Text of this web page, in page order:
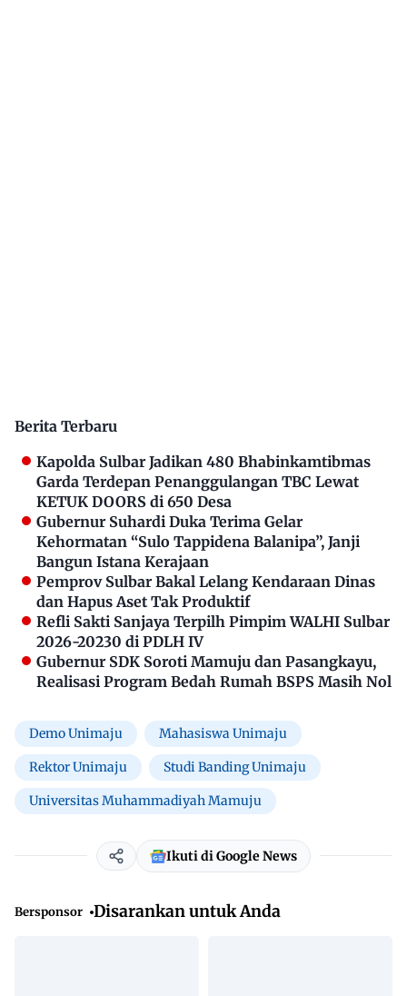
Berita Terbaru
Kapolda Sulbar Jadikan 480 Bhabinkamtibmas
Garda Terdepan Penanggulangan TBC Lewat
KETUK DOORS di 650 Desa
Gubernur Suhardi Duka Terima Gelar
Kehormatan “Sulo Tappidena Balanipa”, Janji
Bangun Istana Kerajaan
Pemprov Sulbar Bakal Lelang Kendaraan Dinas
dan Hapus Aset Tak Produktif
Refli Sakti Sanjaya Terpilh Pimpim WALHI Sulbar
2026-20230 di PDLH IV
Gubernur SDK Soroti Mamuju dan Pasangkayu,
Realisasi Program Bedah Rumah BSPS Masih Nol
Demo Unimaju Mahasiswa Unimaju
Rektor Unimaju Studi Banding Unimaju
Universitas Muhammadiyah Mamuju
Ikuti di Google News
Bersponsor Disarankan untuk Anda